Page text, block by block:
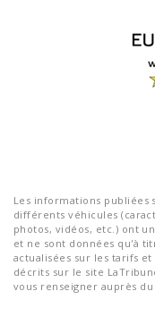
Les informations publiées
différents véhicules
photos, vidéos, etc.) ont
et ne sont données qu'à
actualisées sur les tarifs
décrits sur le site
vous renseigner auprès